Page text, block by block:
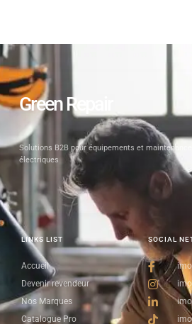
SOCIAL
LINKS LIST
Accueil
Devenir revendeur
Nos Marques
Catalogue Pro
Green Repair
Solutions B2B pour équipements et
électriques